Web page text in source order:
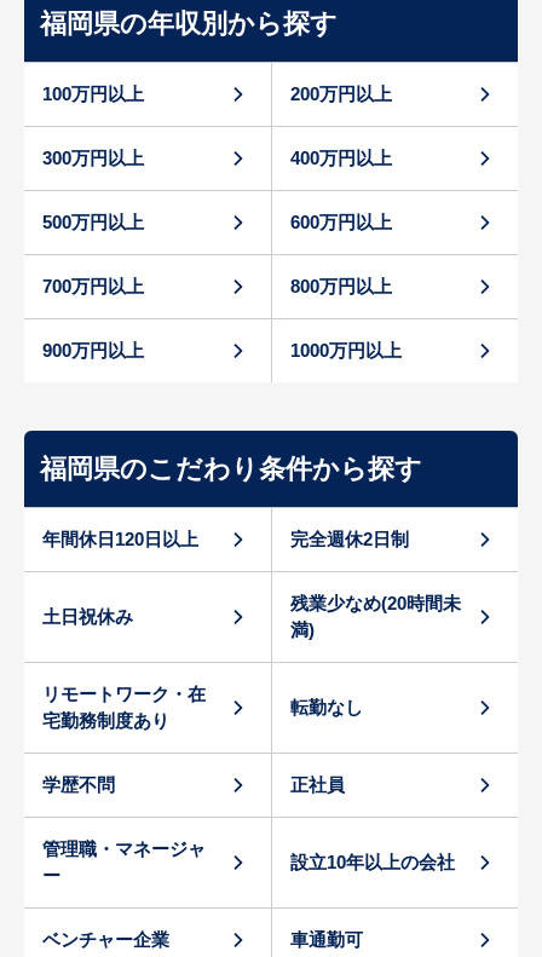
福岡県の年収別から探す
100万円以上 200万円以上
300万円以上 400万円以上
500万円以上 600万円以上
700万円以上 800万円以上
900万円以上 1000万円以上
福岡県のこだわり条件から探す
年間休日120日以上 完全週休2日制
土日祝休み
残業少なめ(20時間未
満)
リモートワーク・在
宅勤務制度あり
転勤なし
学歴不問 正社員
管理職・マネージャ
ー
設立10年以上の会社
ベンチャー企業 車通勤可